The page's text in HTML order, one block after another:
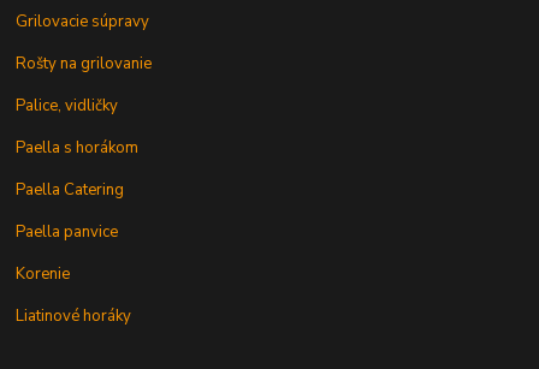
Grilovacie súpravy
Rošty na grilovanie
Palice, vidličky
Paella s horákom
Paella Catering
Paella panvice
Korenie
Liatinové horáky